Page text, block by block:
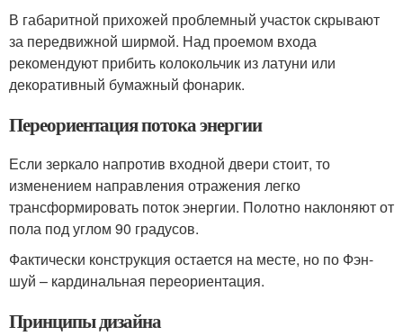
В габаритной прихожей проблемный участок скрывают
за передвижной ширмой. Над проемом входа
рекомендуют прибить колокольчик из латуни или
декоративный бумажный фонарик.
Переориентация потока энергии
Если зеркало напротив входной двери стоит, то
изменением направления отражения легко
трансформировать поток энергии. Полотно наклоняют от
пола под углом 90 градусов.
Фактически конструкция остается на месте, но по Фэн-
шуй – кардинальная переориентация.
Принципы дизайна